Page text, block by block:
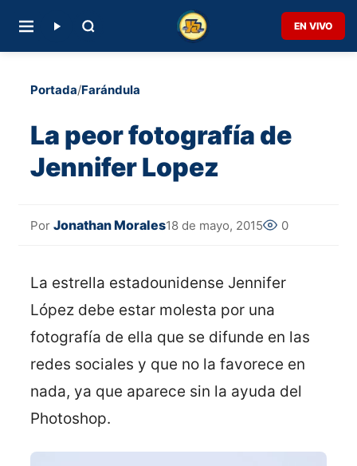
EN VIVO
Portada/Farándula
La peor fotografía de
Jennifer Lopez
Por Jonathan Morales18 de mayo, 2015 0
La estrella estadounidense Jennifer
López debe estar molesta por una
fotografía de ella que se difunde en las
redes sociales y que no la favorece en
nada, ya que aparece sin la ayuda del
Photoshop.